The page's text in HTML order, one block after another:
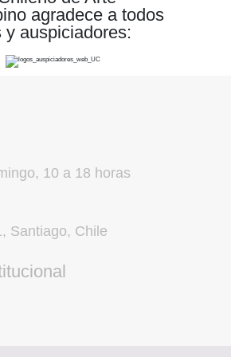
agradece a todos
y auspiciadores:
10 a 18 horas
Santiago, Chile